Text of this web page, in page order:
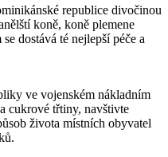
republice divočinou
koně, koně plemene
dostává té nejlepší péče a
ve vojenském nákladním
cukrové třtiny, navštivte
života místních obyvatel